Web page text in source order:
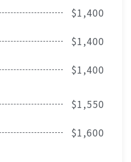
$1,400
$1,400
$1,400
$1,550
$1,600